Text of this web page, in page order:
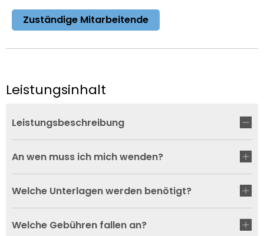
Zuständige Mitarbeitende
Leistungsinhalt
Leistungsbeschreibung
An wen muss ich mich wenden?
Welche Unterlagen werden benötigt?
Welche Gebühren fallen an?